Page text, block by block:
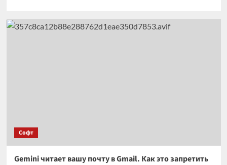
Софт
Gemini читает вашу почту в Gmail. Как это запретить